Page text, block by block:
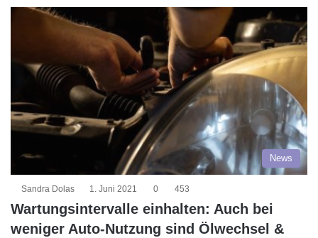
News
Sandra Dolas 1. Juni 2021 0 453
Wartungsintervalle einhalten: Auch bei
weniger Auto-Nutzung sind Ölwechsel &